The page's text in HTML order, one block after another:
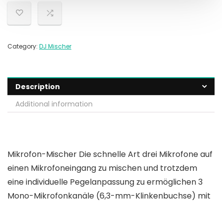
Category: DJ Mischer
Description
Additional information
Mikrofon-Mischer Die schnelle Art drei Mikrofone auf
einen Mikrofoneingang zu mischen und trotzdem
eine individuelle Pegelanpassung zu ermöglichen 3
Mono-Mikrofonkanäle (6,3-mm-Klinkenbuchse) mit